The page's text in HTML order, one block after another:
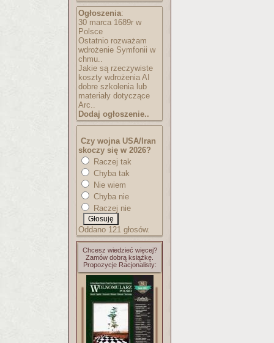
Ogłoszenia:
30 marca 1689r w
Polsce
Ostatnio rozważam
wdrożenie Symfonii w
chmu..
Jakie są rzeczywiste
koszty wdrożenia AI
dobre szkolenia lub
materiały dotyczące
Arc..
Dodaj ogłoszenie..
Czy wojna USA/Iran
skoczy się w 2026?
Raczej tak
Chyba tak
Nie wiem
Chyba nie
Raczej nie
Oddano 121 głosów.
Chcesz wiedzieć więcej?
Zamów dobrą książkę.
Propozycje Racjonalisty: